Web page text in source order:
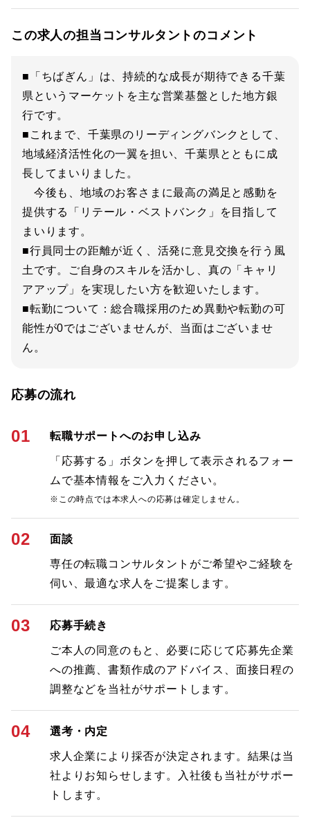
この求人の担当コンサルタントのコメント
■「ちばぎん」は、持続的な成長が期待できる千葉
県というマーケットを主な営業基盤とした地方銀
行です。
■これまで、千葉県のリーディングバンクとして、
地域経済活性化の一翼を担い、千葉県とともに成
長してまいりました。
今後も、地域のお客さまに最高の満足と感動を
提供する「リテール・ベストバンク」を目指して
まいります。
■行員同士の距離が近く、活発に意見交換を行う風
土です。ご自身のスキルを活かし、真の「キャリ
アアップ」を実現したい方を歓迎いたします。
■転勤について：総合職採用のため異動や転勤の可
能性が0ではございませんが、当面はございませ
ん。
応募の流れ
01 転職サポートへのお申し込み
「応募する」ボタンを押して表示されるフォー
ムで基本情報をご入力ください。
※この時点では本求人への応募は確定しません。
02 面談
専任の転職コンサルタントがご希望やご経験を
伺い、最適な求人をご提案します。
03 応募手続き
ご本人の同意のもと、必要に応じて応募先企業
への推薦、書類作成のアドバイス、面接日程の
調整などを当社がサポートします。
04 選考・内定
求人企業により採否が決定されます。結果は当
社よりお知らせします。入社後も当社がサポー
トします。